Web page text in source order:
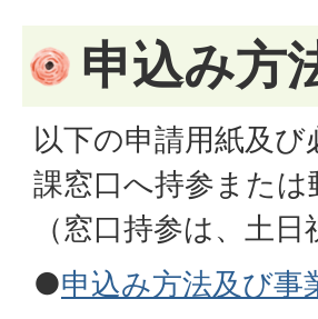
申込み方
以下の申請用紙及
課窓口へ持参また
（窓口持参は、土
●申込み方法及び